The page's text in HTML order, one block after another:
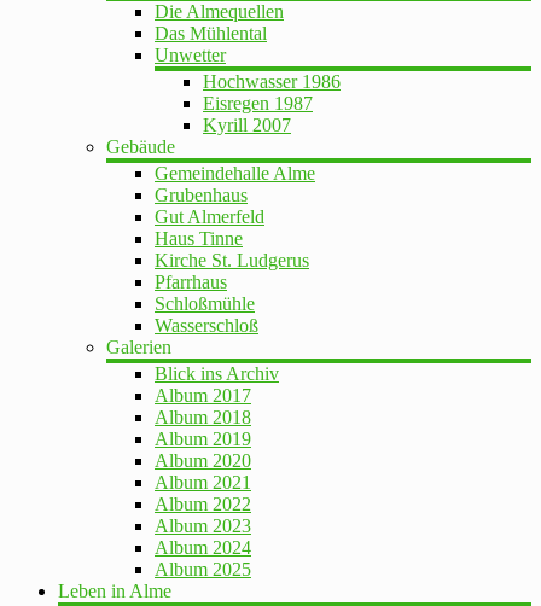
Die Almequellen
Das Mühlental
Unwetter
Hochwasser 1986
Eisregen 1987
Kyrill 2007
Gebäude
Gemeindehalle Alme
Grubenhaus
Gut Almerfeld
Haus Tinne
Kirche St. Ludgerus
Pfarrhaus
Schloßmühle
Wasserschloß
Galerien
Blick ins Archiv
Album 2017
Album 2018
Album 2019
Album 2020
Album 2021
Album 2022
Album 2023
Album 2024
Album 2025
Leben in Alme